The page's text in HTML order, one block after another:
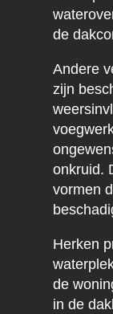
de
Andere
zijn
onkruid.
vormen
Herken
de
in de